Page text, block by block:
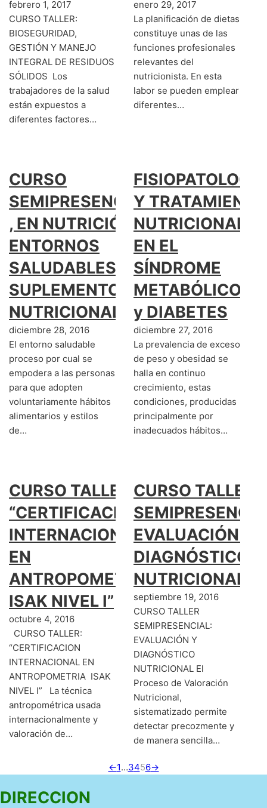
febrero 1, 2017
CURSO TALLER:
BIOSEGURIDAD,
GESTIÓN Y MANEJO
INTEGRAL DE RESIDUOS
SÓLIDOS Los
trabajadores de la salud
están expuestos a
diferentes factores…
enero 29, 2017
La planificación de dietas
constituye unas de las
funciones profesionales
relevantes del
nutricionista. En esta
labor se pueden emplear
diferentes…
CURSO
SEMIPRESENCIAL
, EN NUTRICIÓN,
ENTORNOS
SALUDABLES Y
SUPLEMENTOS
NUTRICIONALES
diciembre 28, 2016
El entorno saludable
proceso por cual se
empodera a las personas
para que adopten
voluntariamente hábitos
alimentarios y estilos
de…
Y TRATAMIENTO
NUTRICIONAL
EN EL
SÍNDROME
METABÓLICO X
y DIABETES
diciembre 27, 2016
La prevalencia de exceso
de peso y obesidad se
halla en continuo
crecimiento, estas
condiciones, producidas
principalmente por
inadecuados hábitos…
CURSO TALLER:
“CERTIFICACION
INTERNACIONAL
EN
ANTROPOMETRIA
ISAK NIVEL I”
octubre 4, 2016
CURSO TALLER:
“CERTIFICACION
INTERNACIONAL EN
ANTROPOMETRIA ISAK
NIVEL I” La técnica
antropométrica usada
internacionalmente y
valoración de…
CURSO TALLER
EVALUACIÓN Y
DIAGNÓSTICO
NUTRICIONAL
septiembre 19, 2016
CURSO TALLER
SEMIPRESENCIAL:
EVALUACIÓN Y
DIAGNÓSTICO
NUTRICIONAL El
Proceso de Valoración
Nutricional,
sistematizado permite
detectar precozmente y
de manera sencilla…
←1…3456→
DIRECCION